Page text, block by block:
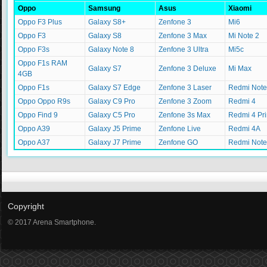
Oppo Samsung Asus
Xiaomi
Oppo F3 Plus
Galaxy S8+ Zenfone 3
Mi6
Oppo F3
Galaxy S8 Zenfone 3 Max
Mi Note 2
Oppo F3s
Galaxy Note 8 Zenfone 3 Ultra
Mi5c
Oppo F1s RAM
4GB
Galaxy S7 Zenfone 3 Deluxe Mi Max
Oppo F1s Galaxy S7 Edge Zenfone 3 Laser
Redmi
Oppo Oppo R9s
Galaxy C9 Pro Zenfone 3 Zoom
Redmi 4
Oppo Find 9
Galaxy C5 Pro Zenfone 3s Max
Redmi 4
Oppo A39
Galaxy J5 Prime Zenfone Live
Redmi 4A
Oppo A37
Galaxy J7 Prime Zenfone GO Redmi
Copyright
© 2017 Arena Smartphone.